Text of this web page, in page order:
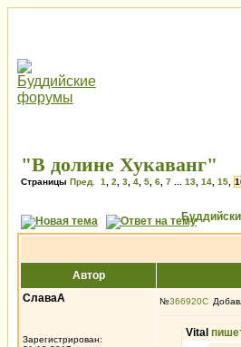
"В долине Хукаванг"
Страницы Пред. 1 2 3 4 5 6 7 13 14 15
Автор
СлаваА
Зарегистрирован:
№366920
Vital